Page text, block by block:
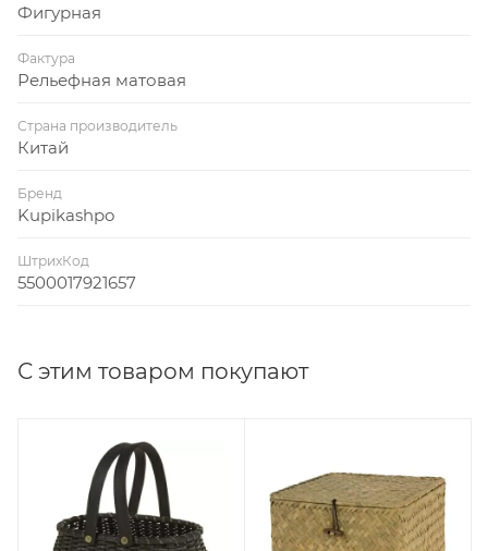
Фигурная
Фактура
Рельефная матовая
Страна производитель
Китай
Бренд
Kupikashpo
ШтрихКод
5500017921657
С этим товаром покупают